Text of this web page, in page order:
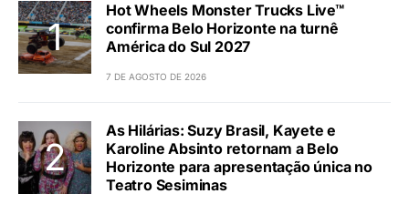
Hot Wheels Monster Trucks Live™
confirma Belo Horizonte na turnê
América do Sul 2027
7 DE AGOSTO DE 2026
As Hilárias: Suzy Brasil, Kayete e
Karoline Absinto retornam a Belo
Horizonte para apresentação única no
Teatro Sesiminas